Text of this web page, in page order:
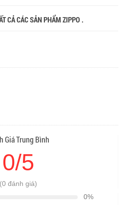
CẢ CÁC SẢN PHẨM ZIPPO .
Giá Trung Bình
0/5
(0 đánh giá)
0%